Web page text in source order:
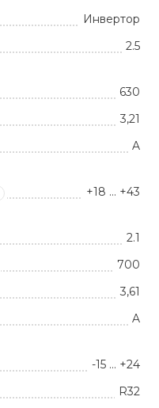
Инвертор
2.5
630
3,21
A
+18 … +43
2.1
700
3,61
A
-15 … +24
R32